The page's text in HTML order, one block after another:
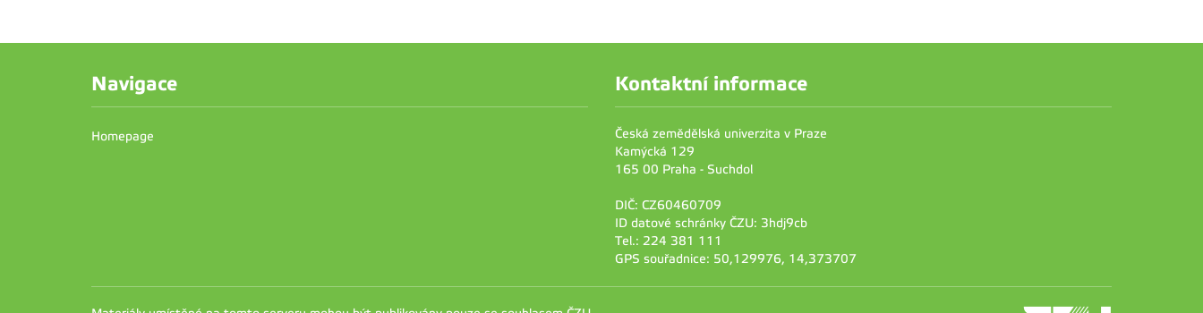
Navigace
Homepage
Kontaktní informace
Česká zemědělská univerzita v Praze
Kamýcká 129
165 00 Praha - Suchdol
DIČ: CZ60460709
ID datové schránky ČZU: 3hdj9cb
Tel.: 224 381 111
GPS souřadnice: 50,129976, 14,373707